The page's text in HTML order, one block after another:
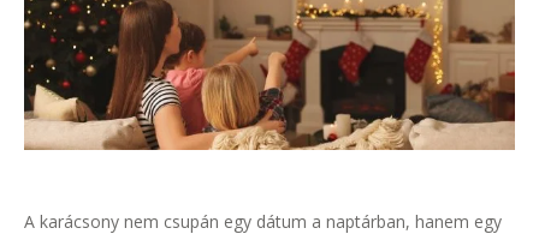
A karácsony nem csupán egy dátum a naptárban, hanem egy